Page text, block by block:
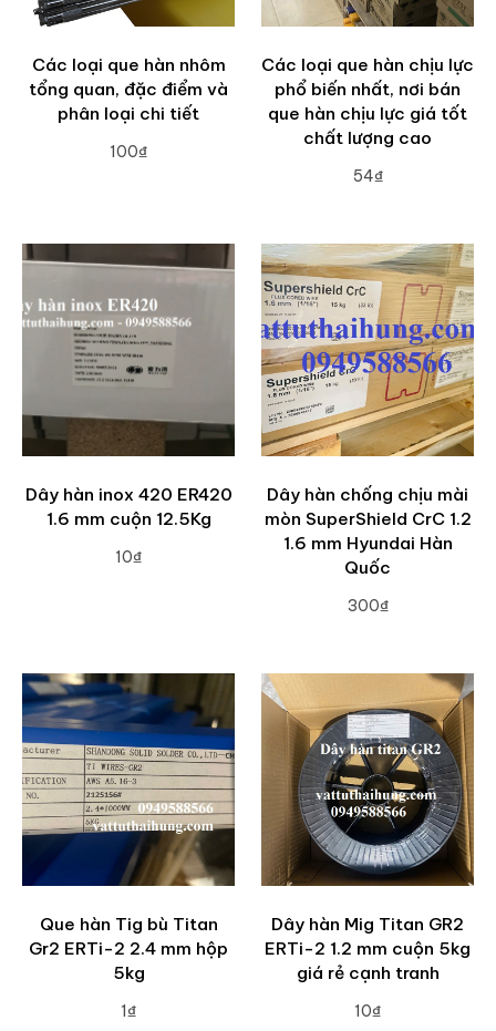
Các loại que hàn nhôm
tổng quan, đặc điểm và
phân loại chi tiết
100₫
Các loại que hàn chịu lực
phổ biến nhất, nơi bán
que hàn chịu lực giá tốt
chất lượng cao
54₫
Dây hàn inox 420 ER420
1.6 mm cuộn 12.5Kg
10₫
Dây hàn chống chịu mài
mòn SuperShield CrC 1.2
1.6 mm Hyundai Hàn
Quốc
300₫
Que hàn Tig bù Titan
Gr2 ERTi-2 2.4 mm hộp
5kg
1₫
Dây hàn Mig Titan GR2
ERTi-2 1.2 mm cuộn 5kg
giá rẻ cạnh tranh
10₫